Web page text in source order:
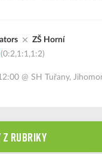
ZŠ Horní
(0:2,1:1,1:2)
@ SH Tuřany,
RUBRIKY